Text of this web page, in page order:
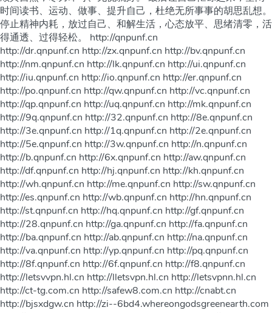
时间读书、运动、做事、提升自己，杜绝无所事事的胡思乱想。
停止精神内耗，放过自己、和解生活，心态放平、思绪清零，活
得通透、过得轻松。 http://qnpunf.cn
http://dr.qnpunf.cn http://zx.qnpunf.cn http://bv.qnpunf.cn
http://nm.qnpunf.cn http://lk.qnpunf.cn http://ui.qnpunf.cn
http://iu.qnpunf.cn http://io.qnpunf.cn http://er.qnpunf.cn
http://po.qnpunf.cn http://qw.qnpunf.cn http://vc.qnpunf.cn
http://qp.qnpunf.cn http://uq.qnpunf.cn http://mk.qnpunf.cn
http://9q.qnpunf.cn http://32.qnpunf.cn http://8e.qnpunf.cn
http://3e.qnpunf.cn http://1q.qnpunf.cn http://2e.qnpunf.cn
http://5e.qnpunf.cn http://3w.qnpunf.cn http://n.qnpunf.cn
http://b.qnpunf.cn http://6x.qnpunf.cn http://aw.qnpunf.cn
http://df.qnpunf.cn http://hj.qnpunf.cn http://kh.qnpunf.cn
http://wh.qnpunf.cn http://me.qnpunf.cn http://sw.qnpunf.cn
http://es.qnpunf.cn http://wb.qnpunf.cn http://hn.qnpunf.cn
http://st.qnpunf.cn http://hq.qnpunf.cn http://gf.qnpunf.cn
http://28.qnpunf.cn http://ga.qnpunf.cn http://fa.qnpunf.cn
http://ba.qnpunf.cn http://ab.qnpunf.cn http://na.qnpunf.cn
http://va.qnpunf.cn http://yp.qnpunf.cn http://pq.qnpunf.cn
http://8f.qnpunf.cn http://6f.qnpunf.cn http://f8.qnpunf.cn
http://letsvvpn.hl.cn http://lletsvpn.hl.cn http://letsvpnn.hl.cn
http://ct-tg.com.cn http://safew8.com.cn http://cnabt.cn
http://bjsxdgw.cn http://zi--6bd4.whereongodsgreenearth.com